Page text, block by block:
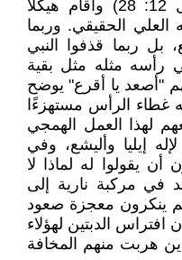
أَصْعَدُوكَ مِنْ أَرْضِ مِصْرَ" (1مل 12: 28) وأقام هيكلًا
العلي الحقيقي. وربما
بل ربما قذفوا النبي
رأسه مثله مثل بقية
"أصعد يا أقرع" يوضح
غطاء الرأس مستهزءًا
لهذا العمل الهمجي
إيليا وأليشع، وفي
يقولوا له لماذا لا
مركبة نارية إلى
ينكرون معجزة صعود
افتراس الدبتين لهؤلاء
هربت منهم المخافة